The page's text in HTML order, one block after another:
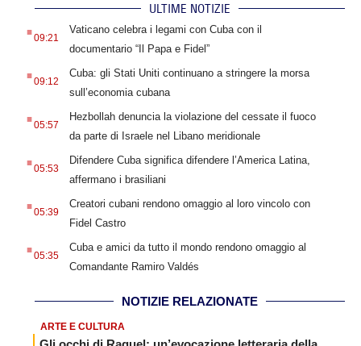
ULTIME NOTIZIE
.09:21
Vaticano celebra i legami con Cuba con il
documentario “Il Papa e Fidel”
.09:12
Cuba: gli Stati Uniti continuano a stringere la morsa
sull’economia cubana
.05:57
Hezbollah denuncia la violazione del cessate il fuoco
da parte di Israele nel Libano meridionale
.05:53
Difendere Cuba significa difendere l’America Latina,
affermano i brasiliani
.05:39
Creatori cubani rendono omaggio al loro vincolo con
Fidel Castro
.05:35
Cuba e amici da tutto il mondo rendono omaggio al
Comandante Ramiro Valdés
NOTIZIE RELAZIONATE
ARTE E CULTURA